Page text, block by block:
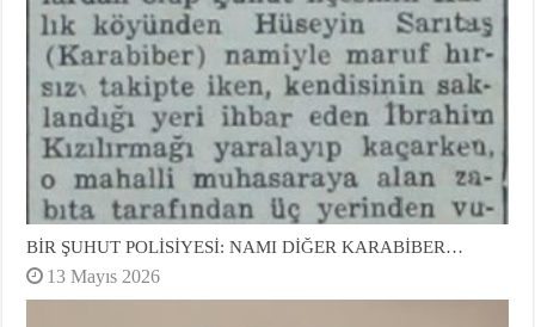
BİR ŞUHUT POLİSİYESİ: NAMI DİĞER KARABİBER…
13 Mayıs 2026